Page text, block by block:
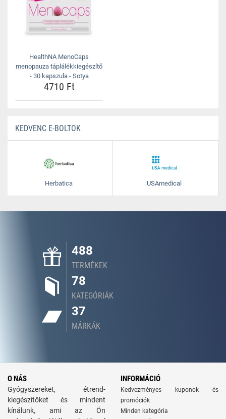
HealthNA MenoCaps
menopauza táplálékkiegészítő
- 30 kapszula - Sotya
4710 Ft
KEDVENC E-BOLTOK
Herbatica USAmedical
488
TERMÉKEK
78
KATEGÓRIÁK
37
MÁRKÁK
O NÁS
Gyógyszereket, étrend-
kiegészítőket és mindent
kínálunk, ami az Ön
INFORMÁCIÓ
Kedvezményes kuponok és
promóciók
Minden kategória